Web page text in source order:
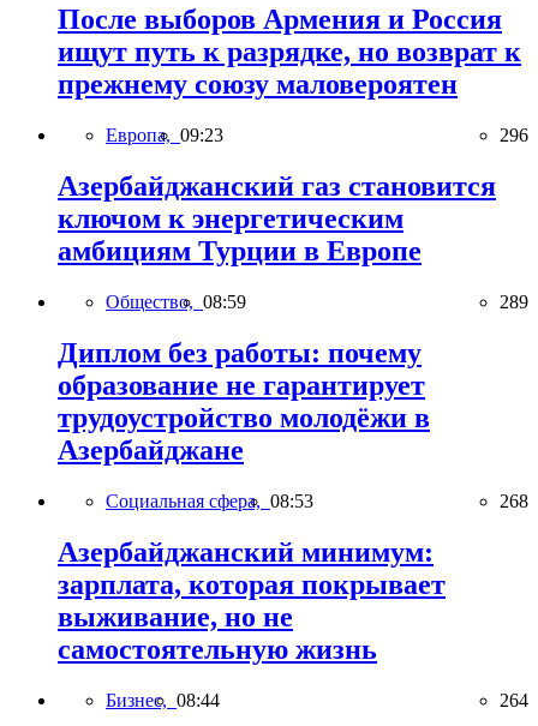
После выборов Армения и Россия
ищут путь к разрядке, но возврат к
прежнему союзу маловероятен
Европа, 09:23 296
Азербайджанский газ становится
ключом к энергетическим
амбициям Турции в Европе
Общество, 08:59 289
Диплом без работы: почему
образование не гарантирует
трудоустройство молодёжи в
Азербайджане
Социальная сфера, 08:53 268
Азербайджанский минимум:
зарплата, которая покрывает
выживание, но не
самостоятельную жизнь
Бизнес, 08:44 264